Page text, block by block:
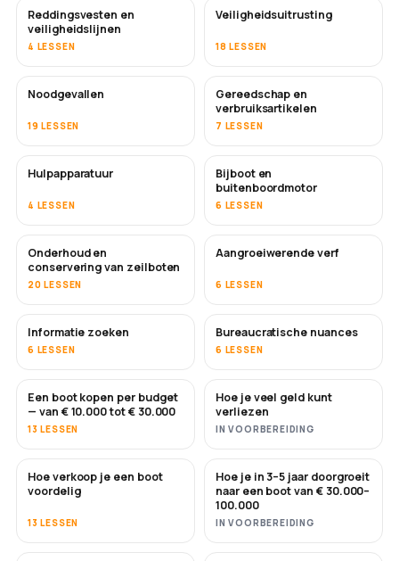
Reddingsvesten en
veiligheidslijnen
4 LESSEN
Veiligheidsuitrusting
18 LESSEN
Noodgevallen
19 LESSEN
Gereedschap en
verbruiksartikelen
7 LESSEN
Hulpapparatuur
4 LESSEN
Bijboot en
buitenboordmotor
6 LESSEN
Onderhoud en
conservering van zeilboten
20 LESSEN
BINNENKORT
Aangroeiwerende verf
6 LESSEN
Informatie zoeken
6 LESSEN
Bureaucratische nuances
6 LESSEN
BINNENKORT
Een boot kopen per budget
— van € 10.000 tot € 30.000
13 LESSEN
BINNENKORT
Hoe je veel geld kunt
verliezen
IN VOORBEREIDING
NIEUW
Hoe verkoop je een boot
voordelig
13 LESSEN
NIEUW
Hoe je in 3–5 jaar doorgroeit
naar een boot van € 30.000–
100.000
IN VOORBEREIDING